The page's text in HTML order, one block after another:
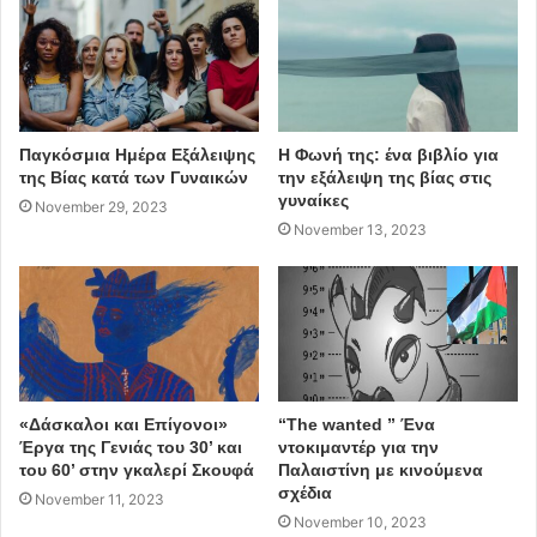
Παγκόσμια Ημέρα Εξάλειψης
της Βίας κατά των Γυναικών
November 29, 2023
Η Φωνή της: ένα βιβλίο για
την εξάλειψη της βίας στις
γυναίκες
November 13, 2023
«Δάσκαλοι και Επίγονοι»
Έργα της Γενιάς του 30’ και
του 60’ στην γκαλερί Σκουφά
November 11, 2023
“The wanted ” Ένα
ντοκιμαντέρ για την
Παλαιστίνη με κινούμενα
σχέδια
November 10, 2023